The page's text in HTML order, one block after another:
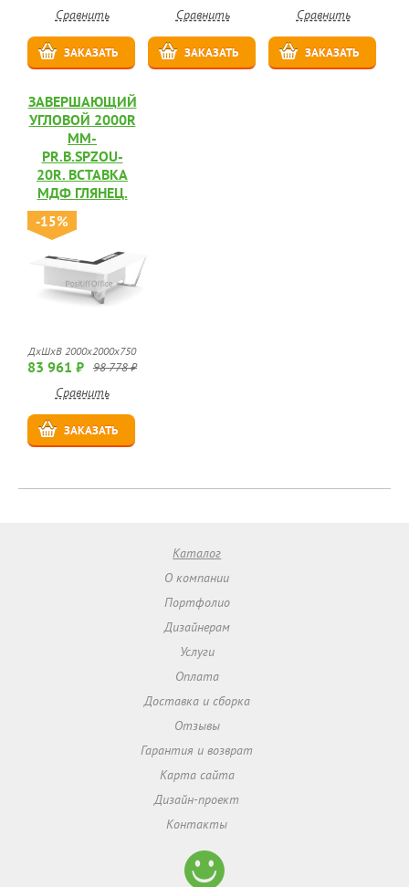
Сравнить
ЗАКАЗАТЬ
Сравнить
ЗАКАЗАТЬ
Сравнить
ЗАКАЗАТЬ
ЗАВЕРШАЮЩИЙ
УГЛОВОЙ 2000R
MM-
PR.B.SPZOU-
20R. ВСТАВКА
МДФ ГЛЯНЕЦ.
-15%
ДхШхВ 2000х2000х750
83 961 ₽ 98 778 ₽
Сравнить
ЗАКАЗАТЬ
Каталог
О компании
Портфолио
Дизайнерам
Услуги
Оплата
Доставка и сборка
Отзывы
Гарантия и возврат
Карта сайта
Дизайн-проект
Контакты